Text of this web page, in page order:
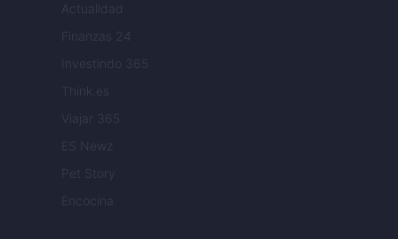
Actualidad
Finanzas 24
Investindo 365
Think.es
Viajar 365
ES Newz
Pet Story
Encocina